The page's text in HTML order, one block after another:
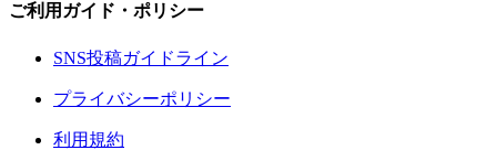
ご利用ガイド・ポリシー
SNS投稿ガイドライン
プライバシーポリシー
利用規約